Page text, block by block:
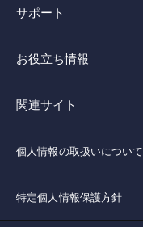
サポート
お役立ち情報
関連サイト
個人情報の取扱いについて
特定個人情報保護方針